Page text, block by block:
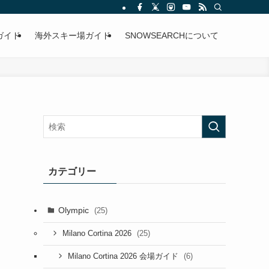
イド 海外スキー場ガイド SNOWSEARCHについて
カテゴリー
Olympic (25)
Milano Cortina 2026 (25)
Milano Cortina 2026 会場ガイド (6)